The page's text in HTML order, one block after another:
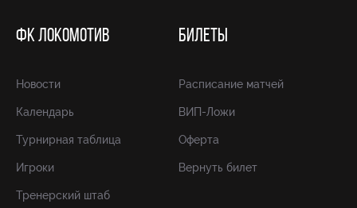
ФК ЛОКОМОТИВ
Новости
Календарь
Турнирная таблица
Игроки
Тренерский штаб
БИЛЕТЫ
Расписание матчей
ВИП-Ложи
Оферта
Вернуть билет